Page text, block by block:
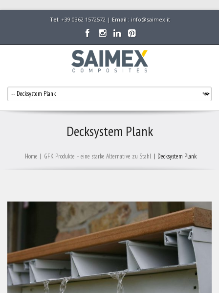
Tel: +39 0362 1572572 | Email : info@saimex.it
Decksystem Plank
Home | GFK Produkte – eine starke Alternative zu Stahl | Decksystem Plank